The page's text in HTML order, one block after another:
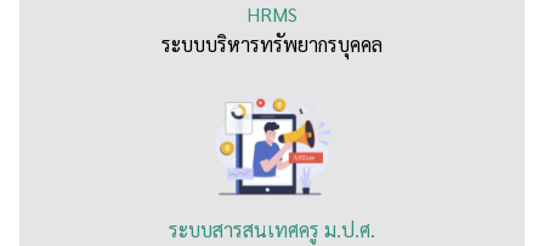
HRMS
ระบบบริหารทรัพยากรบุคคล
ระบบสารสนเทศครู ม.ป.ศ.